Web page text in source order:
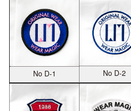
No D-1 No D-2